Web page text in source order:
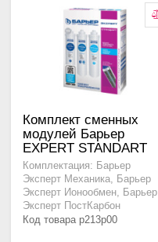
Комплект сменных
модулей Барьер
EXPERT STANDART
Комплектация: Барьер
Эксперт Механика, Барьер
Эксперт Ионообмен, Барьер
Эксперт ПостКарбон
Код товара p213p00